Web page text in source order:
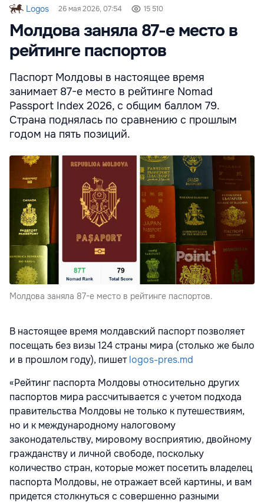
Logos 26 мая 2026, 07:54 15 510
Молдова заняла 87-е место в
рейтинге паспортов
Паспорт Молдовы в настоящее время
занимает 87-е место в рейтинге Nomad
Passport Index 2026, с общим баллом 79.
Страна поднялась по сравнению с прошлым
годом на пять позиций.
Молдова заняла 87-е место в рейтинге паспортов.
В настоящее время молдавский паспорт позволяет
посещать без визы 124 страны мира (столько же было
и в прошлом году), пишетlogos-pres.md
«Рейтинг паспорта Молдовы относительно других
паспортов мира рассчитывается с учетом подхода
правительства Молдовы не только к путешествиям,
но и к международному налоговому
законодательству, мировому восприятию, двойному
гражданству и личной свободе, поскольку
количество стран, которые может посетить владелец
паспорта Молдовы, не отражает всей картины, и вам
придется столкнуться с совершенно разными